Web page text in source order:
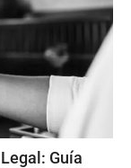
Guía